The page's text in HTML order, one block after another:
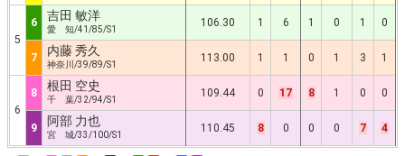
5
6 吉田 敏洋
愛 知/41/85/S1
106.30 1 6 1 0 1 0
7 内藤 秀久
神奈川/39/89/S1
113.00 1 1 0 1 3 1
6
8 根田 空史
千 葉/32/94/S1
109.44 0 17 8 1 0 0
9 阿部 力也
宮 城/33/100/S1
110.45 8 0 0 0 7 4